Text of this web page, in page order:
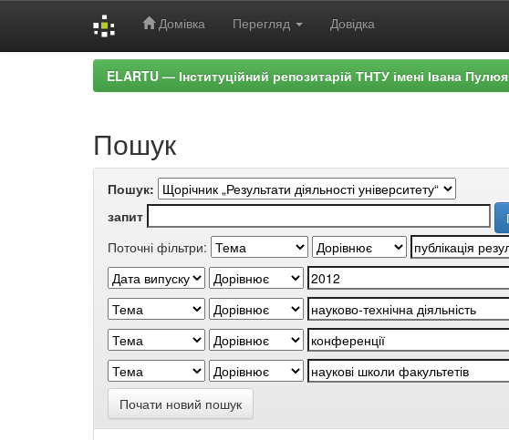
Домівка Перегляд Довідка
ELARTU — Інституційний репозитарій ТНТУ імені Івана Пулюя
Пошук
Пошук:
запит
Поточні фільтри:
Почати новий пошук